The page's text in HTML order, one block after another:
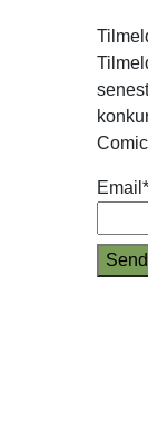
Email*